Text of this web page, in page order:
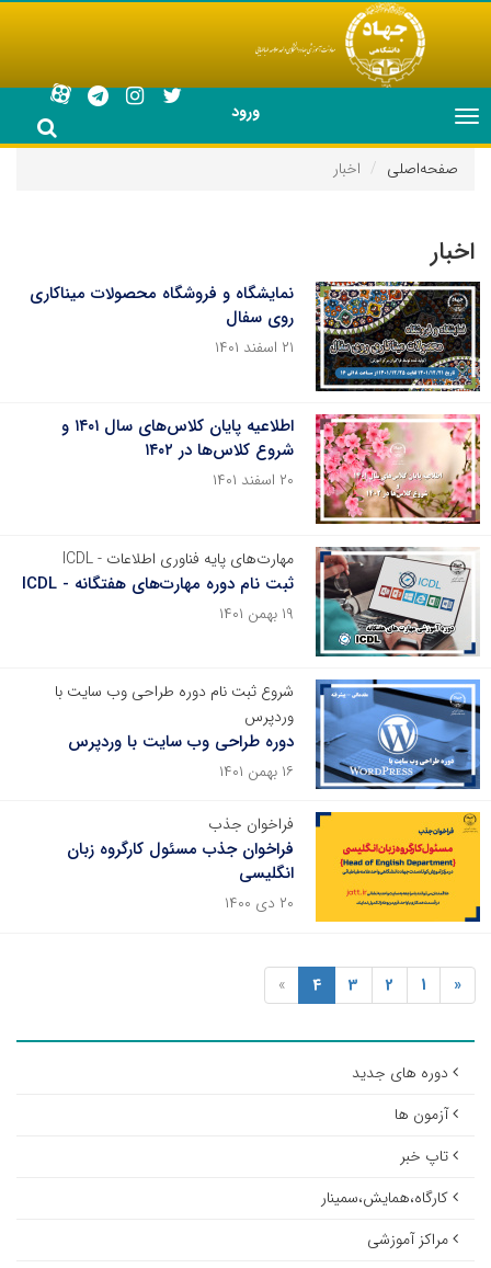
ورود
Toggle
navigation
صفحه‌اصلی
اخبار
اخبار
نمایشگاه و فروشگاه محصولات میناکاری
روی سفال
۲۱ اسفند ۱۴۰۱
اطلاعیه پایان کلاس‌های سال ۱۴۰۱ و
شروع کلاس‌ها در ۱۴۰۲
۲۰ اسفند ۱۴۰۱
مهارت‌های پایه فناوری اطلاعات - ICDL
ثبت نام دوره مهارت‌های هفتگانه - ICDL
۱۹ بهمن ۱۴۰۱
شروع ثبت نام دوره طراحی وب سایت با
وردپرس
دوره طراحی وب سایت با وردپرس
۱۶ بهمن ۱۴۰۱
فراخوان جذب
فراخوان جذب مسئول کارگروه زبان
انگلیسی
۲۰ دی ۱۴۰۰
«
1
2
3
4
»
دوره های جدید
آزمون ها
تاپ خبر
کارگاه،همایش،سمینار
مراکز آموزشی